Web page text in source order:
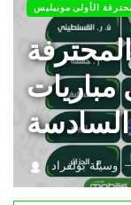
الأولى موبيليس
السادسة
وسيلة بولفراد —